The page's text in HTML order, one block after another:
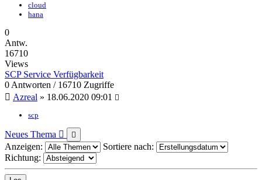
cloud
hana
0
Antw.
16710
Views
SCP Service Verfügbarkeit
0 Antworten / 16710 Zugriffe
Azreal » 18.06.2020 09:01
scp
Neues Thema
Anzeigen:
Sortiere nach:
Richtung: